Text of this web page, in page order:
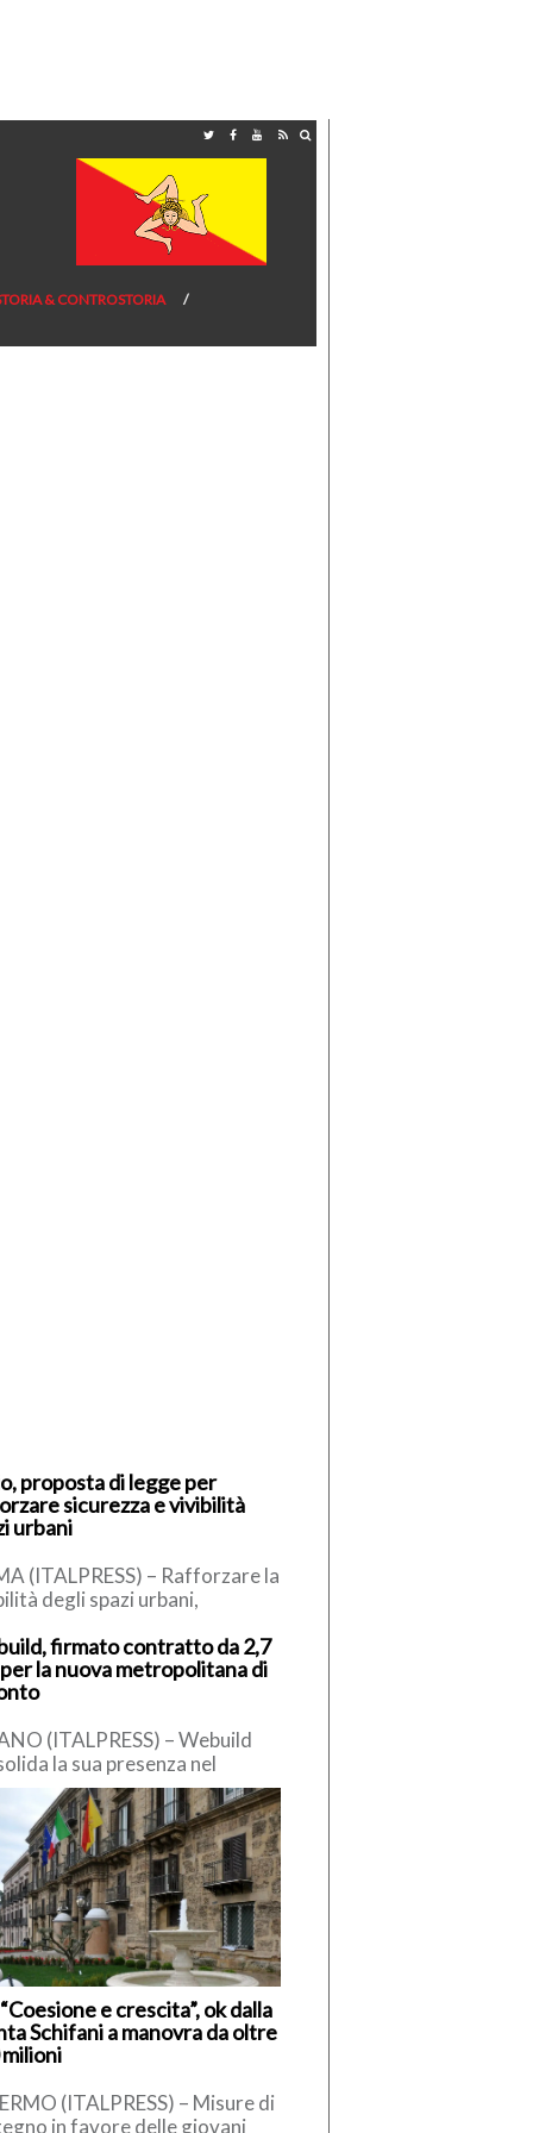
& CONTROSTORIA
proposta di legge per
sicurezza e vivibilità
urbani
(ITALPRESS) – Rafforzare la
degli spazi urbani,
una maggiore sicurezza
[…]
firmato contratto da 2,7
la nuova metropolitana di
(ITALPRESS) – Webuild
la sua presenza nel
canadese con la firma del
da 2,7 miliardi di […]
e crescita”, ok dalla
Schifani a manovra da oltre
(ITALPRESS) – Misure di
in favore delle giovani